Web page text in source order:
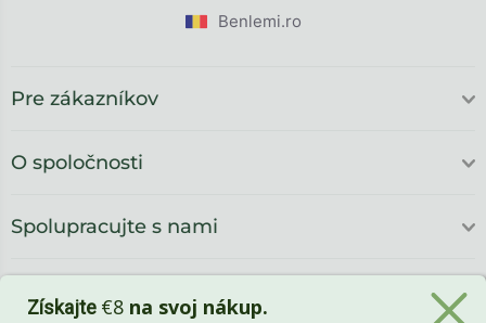
Benlemi.ro
Pre zákazníkov
O spoločnosti
Spolupracujte s nami
Získajte €8 na svoj nákup.